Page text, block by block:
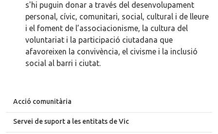
s'hi puguin donar a través del desenvolupament
personal, cívic, comunitari, social, cultural i de lleure
i el foment de l’associacionisme, la cultura del
voluntariat i la participació ciutadana que
afavoreixen la convivència, el civisme i la inclusió
social al barri i ciutat.
Acció comunitària
Servei de suport a les entitats de Vic